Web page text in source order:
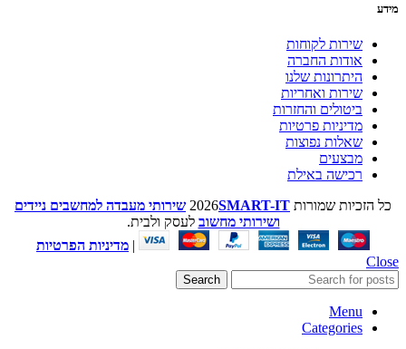
מידע
שירות לקוחות
אודות החברה
היתרונות שלנו
שירות ואחריות
ביטולים והחזרות
מדיניות פרטיות
שאלות נפוצות
מבצעים
רכישה באילת
כל הזכיות שמורות
2026SMART-IT
שירותי מעבדה למחשבים ניידים
ושירותי מחשוב לעסק ולבית.
| מדיניות הפרטיות
Close
Search
Menu
Categories